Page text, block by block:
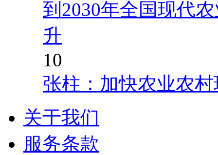
到2030年全国现代
升
10
张柱：加快农业农
关于我们
服务条款